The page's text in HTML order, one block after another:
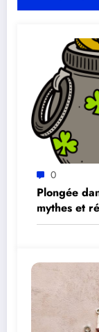
0
Plongée
mythes et